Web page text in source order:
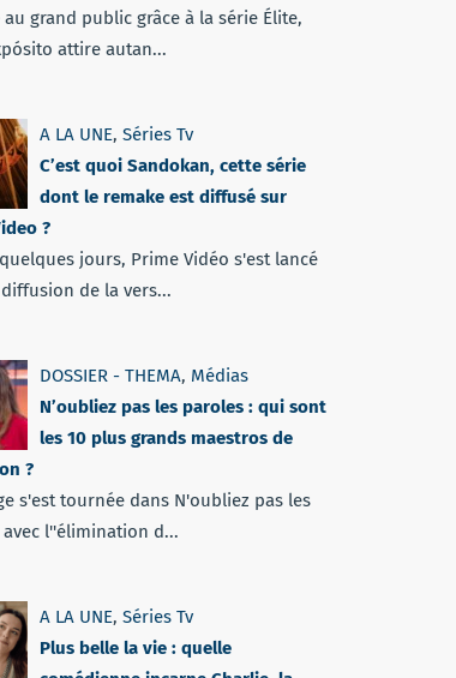
au grand public grâce à la série Élite,
attire autan...
A LA UNE, Séries Tv
C’est quoi Sandokan, cette série
dont le remake est diffusé sur
?
jours, Prime Vidéo s'est lancé
de la vers...
DOSSIER - THEMA, Médias
N’oubliez pas les paroles : qui sont
les 10 plus grands maestros de
?
s'est tournée dans N'oubliez pas les
l''élimination d...
A LA UNE, Séries Tv
Plus belle la vie : quelle